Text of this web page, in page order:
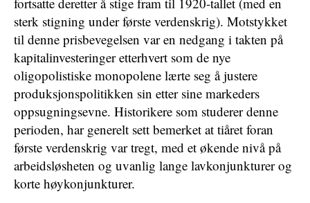
sterk stigning under første verdenskrig). Motstykket
til denne prisbevegelsen var en nedgang i takten på
kapitalinvesteringer etterhvert som de nye
oligopolistiske monopolene lærte seg å justere
produksjonspolitikken sin etter sine markeders
oppsugningsevne. Historikere som studerer denne
perioden, har generelt sett bemerket at tiåret foran
første verdenskrig var tregt, med et økende nivå på
arbeidsløsheten og uvanlig lange lavkonjunkturer og
korte høykonjunkturer.